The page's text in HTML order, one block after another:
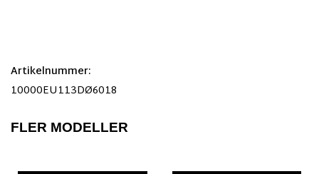
Artikelnummer:
10000EU113DØ6018
FLER MODELLER